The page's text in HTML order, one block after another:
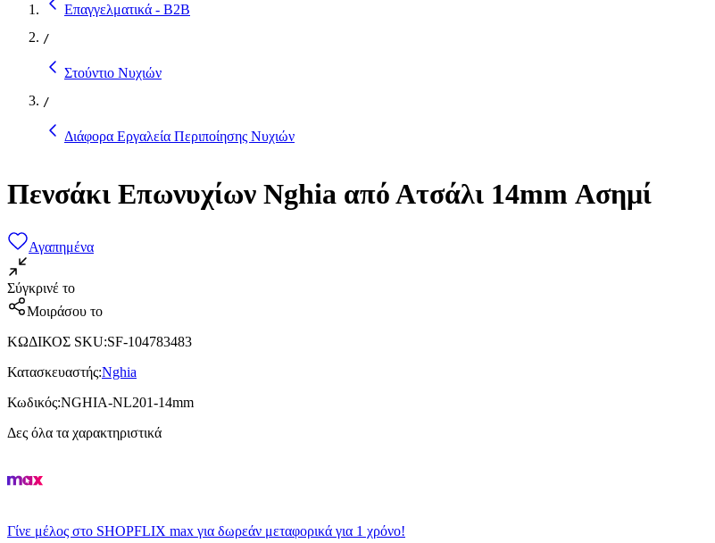
Επαγγελματικά - B2B
/
Στούντιο Νυχιών
/
Διάφορα Εργαλεία Περιποίησης Νυχιών
Πενσάκι Επωνυχίων Nghia από Ατσάλι 14mm Ασημί
Αγαπημένα
Σύγκρινέ το
Μοιράσου το
ΚΩΔΙΚΟΣ SKU:SF-104783483
Κατασκευαστής:Nghia
Κωδικός:NGHIA-NL201-14mm
Δες όλα τα χαρακτηριστικά
Γίνε μέλος στο SHOPFLIX max για δωρεάν μεταφορικά για 1 χρόνο!